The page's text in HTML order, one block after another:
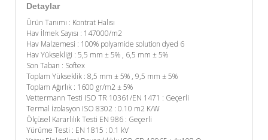
Detaylar
Ürün Tanımı : Kontrat Halısı
Hav İlmek Sayısı : 147000/m2
Hav Malzemesi : 100% polyamide solution dyed 6
Hav Yüksekliği : 5,5 mm ± 5% , 6,5 mm ± 5%
Son Taban : Softex
Toplam Yükseklik : 8,5 mm ± 5% , 9,5 mm ± 5%
Toplam Ağırlık : 1600 gr/m2 ± 5%
Vettermann Testi ISO TR 10361/EN 1471 : Geçerli
Termal İzolasyon ISO 8302 : 0.10 m2 K/W
Ölçüsel Kararlılık Testi EN 986 : Geçerli
Yürüme Testi : EN 1815 : 0.1 kV